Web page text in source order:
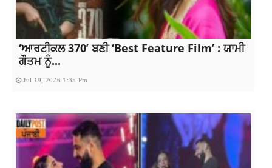
‘ਆਰਟੀਕਲ 370’ ਬਣੀ ‘Best Feature Film’ : ਯਾਮੀ
ਗੌਤਮ ਨੂੰ...
Jul 19, 2026 1:35 Pm